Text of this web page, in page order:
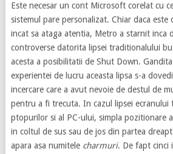
Este necesar un cont Microsoft corelat cu
sistemul pare personalizat. Chiar daca este
incat sa ataga atentia, Metro a starnit inca
controverse datorita lipsei traditionalului
acesta a posibilitatii de Shut Down.
experientei de lucru aceasta lipsa s-a
incercare care a avut nevoie de destul de
pentru a fi trecuta. In cazul lipsei ecranului
ptopurilor si al PC-ului, simpla pozitionare
in coltul de sus sau de jos din partea
apara asa numitele charmuri. De fapt cinci